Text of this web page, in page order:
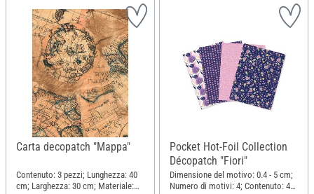
Carta decopatch "Mappa"
Contenuto: 3 pezzi; Lunghezza: 40
cm; Larghezza: 30 cm; Materiale:
Pocket Hot-Foil Collection
Décopatch "Fiori"
Dimensione del motivo: 0.4 - 5 cm;
Numero di motivi: 4; Contenuto: 4